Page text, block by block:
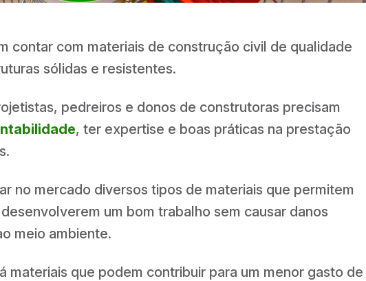
contar com materiais de construção civil de qualidade
sólidas e resistentes.
pedreiros e donos de construtoras precisam
, ter expertise e boas práticas na prestação
no mercado diversos tipos de materiais que permitem
um bom trabalho sem causar danos
meio ambiente.
materiais que podem contribuir para um menor gasto de